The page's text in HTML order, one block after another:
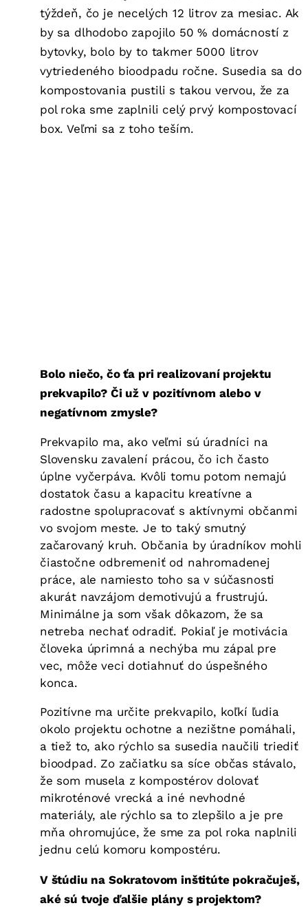
týždeň, čo je necelých 12 litrov za mesiac. Ak
by sa dlhodobo zapojilo 50 % domácností z
bytovky, bolo by to takmer 5000 litrov
vytriedeného bioodpadu ročne. Susedia sa do
kompostovania pustili s takou vervou, že za
pol roka sme zaplnili celý prvý kompostovací
box. Veľmi sa z toho teším.
Bolo niečo, čo ťa pri realizovaní projektu
prekvapilo? Či už v pozitívnom alebo v
negatívnom zmysle?
Prekvapilo ma, ako veľmi sú úradníci na
Slovensku zavalení prácou, čo ich často
úplne vyčerpáva. Kvôli tomu potom nemajú
dostatok času a kapacitu kreatívne a
radostne spolupracovať s aktívnymi občanmi
vo svojom meste. Je to taký smutný
začarovaný kruh. Občania by úradníkov mohli
čiastočne odbremeniť od nahromadenej
práce, ale namiesto toho sa v súčasnosti
akurát navzájom demotivujú a frustrujú.
Minimálne ja som však dôkazom, že sa
netreba nechať odradiť. Pokiaľ je motivácia
človeka úprimná a nechýba mu zápal pre
vec, môže veci dotiahnuť do úspešného
konca.
Pozitívne ma určite prekvapilo, koľkí ľudia
okolo projektu ochotne a nezištne pomáhali,
a tiež to, ako rýchlo sa susedia naučili triediť
bioodpad. Zo začiatku sa síce občas stávalo,
že som musela z kompostérov dolovať
mikroténové vrecká a iné nevhodné
materiály, ale rýchlo sa to zlepšilo a je pre
mňa ohromujúce, že sme za pol roka naplnili
jednu celú komoru kompostéru.
V štúdiu na Sokratovom inštitúte pokračuješ,
aké sú tvoje ďalšie plány s projektom?